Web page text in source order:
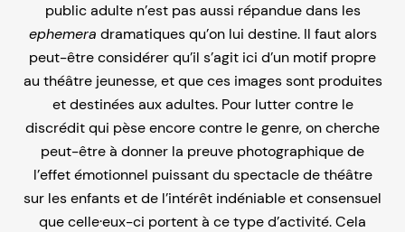
public adulte n’est pas aussi répandue dans les
ephemera dramatiques qu’on lui destine. Il faut alors
peut-être considérer qu’il s’agit ici d’un motif propre
au théâtre jeunesse, et que ces images sont produites
et destinées aux adultes. Pour lutter contre le
discrédit qui pèse encore contre le genre, on cherche
peut-être à donner la preuve photographique de
l’effet émotionnel puissant du spectacle de théâtre
sur les enfants et de l’intérêt indéniable et consensuel
que celle·eux-ci portent à ce type d’activité. Cela